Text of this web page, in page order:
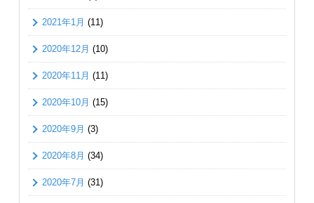
2021年1月 (11)
2020年12月 (10)
2020年11月 (11)
2020年10月 (15)
2020年9月 (3)
2020年8月 (34)
2020年7月 (31)